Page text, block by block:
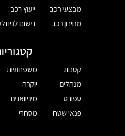
מבצעי רכב
מחירון רכב
ייעוץ רכב
רישום
קטנות
מנהלים
ספורט
פנאי שטח
משפחתיות
יוקרה
מיניוואנים
מסחרי